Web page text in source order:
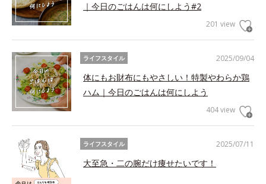
｜今日のごはんは何にしよう#2
201 view
2025/09/04
ライフスタイル
体にもお財布にもやさしい！特製やわらか鶏
ハム｜今日のごはんは何にしよう
404 view
2025/07/11
ライフスタイル
大至急・二の腕だけ痩せたいです！